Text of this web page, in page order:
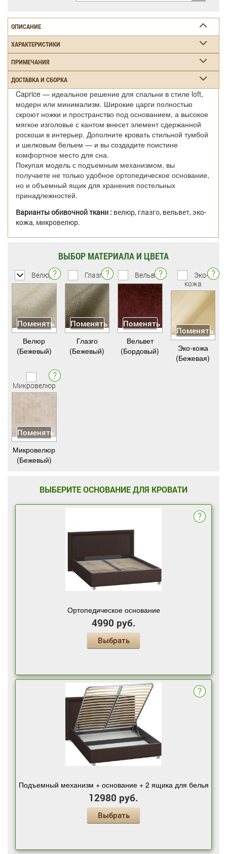
ОПИСАНИЕ
ХАРАКТЕРИСТИКИ
ПРИМЕЧАНИЯ
ДОСТАВКА И СБОРКА
Caprice — идеальное решение для спальни в стиле loft,
модерн или минимализм. Широкие царги полностью
скроют ножки и пространство под основанием, а высокое
мягкое изголовье с кантом внесет элемент сдержанной
роскоши в интерьер. Дополните кровать стильной тумбой
и шелковым бельем — и вы создадите поистине
комфортное место для сна.
Покупая модель с подъемным механизмом, вы
получаете не только удобное ортопедическое основание,
но и объемный ящик для хранения постельных
принадлежностей.
Варианты обивочной ткани : велюр, глазго, вельвет, эко-
кожа, микровелюр.
ВЫБОР МАТЕРИАЛА И ЦВЕТА
Велюр
Поменять
Велюр
(Бежевый)
Глазго
Поменять
Глазго
(Бежевый)
Вельвет
Поменять
Вельвет
(Бордовый)
Эко-
кожа
Поменять
Эко-кожа
(Бежевая)
Микровелюр
Поменять
Микровелюр
(Бежевый)
ВЫБЕРИТЕ ОСНОВАНИЕ ДЛЯ КРОВАТИ
Ортопедическое основание
4990 руб.
Выбрать
Подъемный механизм + основание + 2 ящика для белья
12980 руб.
Выбрать